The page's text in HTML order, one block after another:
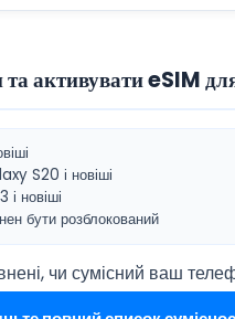
активувати eSIM
S20 і новіші
і новіші
бутирозблокований
чи сумісний ваш